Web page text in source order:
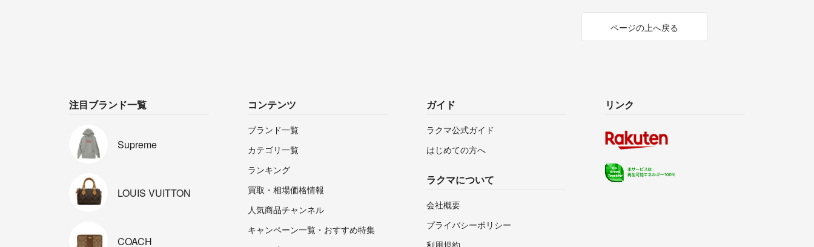
ページの上へ戻る
注目ブランド一覧
Supreme
LOUIS VUITTON
COACH
コンテンツ
ブランド一覧
カテゴリ一覧
ランキング
買取・相場価格情報
人気商品チャンネル
キャンペーン一覧・おすすめ特集
ガイド
ラクマ公式ガイド
はじめての方へ
ラクマについて
会社概要
プライバシーポリシー
リンク